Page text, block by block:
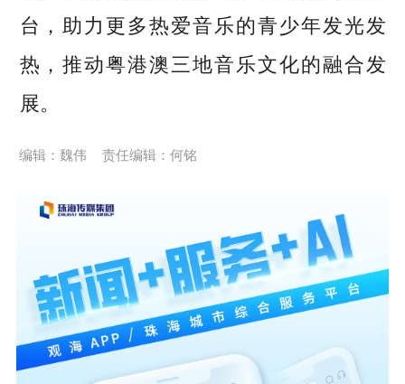
台，助力更多热爱音乐的青少年发光发
热，推动粤港澳三地音乐文化的融合发
展。
编辑：魏伟 责任编辑：何铭